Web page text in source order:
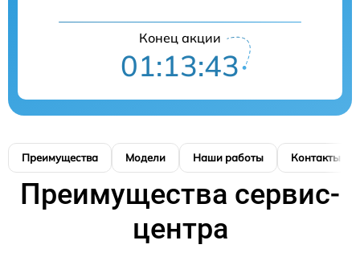
Конец акции
01:13:43
Преимущества Модели Наши работы Контакты
Преимущества сервис-
центра